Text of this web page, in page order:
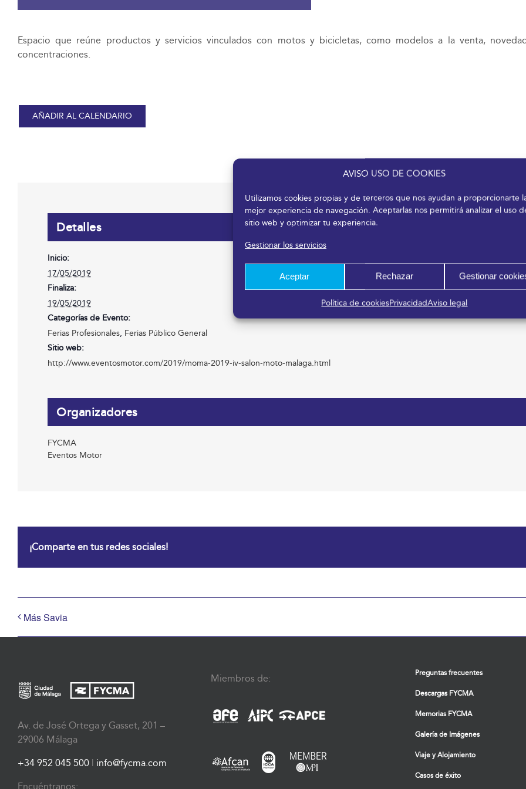
AVISO USO DE COOKIES
Utilizamos cookies propias y de terceros que nos ayudan a proporcionarte
mejor experiencia de navegación. Aceptarlas nos permitirá analizar el uso
sitio web y optimizar tu experiencia.
Gestionar los servicios
Aceptar Rechazar Gestionar
Política de cookiesPrivacidadAviso legal
Espacio que reúne productos y servicios vinculados con motos y bicicletas, como modelos a la venta,
concentraciones.
AÑADIR AL CALENDARIO
Detalles
Inicio:
17/05/2019
Finaliza:
19/05/2019
Categorías de Evento:
Ferias Profesionales, Ferias Público General
Sitio web:
http://www.eventosmotor.com/2019/moma-2019-iv-salon-moto-malaga.html
Organizadores
FYCMA
Eventos Motor
¡Comparte en tus redes sociales!
Más Savia
Av. de José Ortega y Gasset, 201 –
29006 Málaga
+34 952 045 500 | info@fycma.com
Encuéntranos:
Miembros de: Preguntas frecuentes
Descargas FYCMA
Memorias FYCMA
Galería de Imágenes
Viaje y Alojamiento
Casos de éxito